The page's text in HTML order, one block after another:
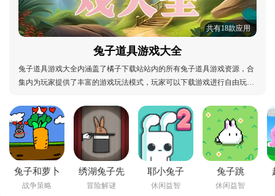
共有18款应用
兔子道具游戏大全
兔子道具游戏大全内涵盖了橘子下载站站内的所有兔子道具游戏资源，合
集内为玩家提供了丰富的游戏玩法模式，玩家可以下载游戏进行自由玩
站站内的所有兔子道具游戏资源，欢迎玩家前来合集下载多款游戏进行对
比体验，玩家还可以将想要的游戏名字进行留言，小
兔子和萝卜
游戏手机版
战争策略
绣湖兔子先
生的魔术秀
冒险解谜
耶小兔子
2Yeah
休闲益智
兔子跳
Rabbits Hop
休闲益智